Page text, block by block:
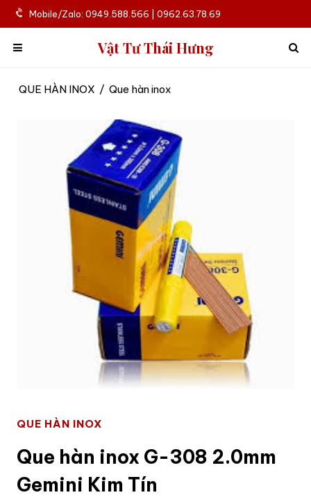
Mobile/Zalo: 0949.588.566 | 0962.63.78.69
Vật Tư Thái Hưng
QUE HÀN INOX / Que hàn inox
QUE HÀN INOX
Que hàn inox G-308 2.0mm
Gemini Kim Tín